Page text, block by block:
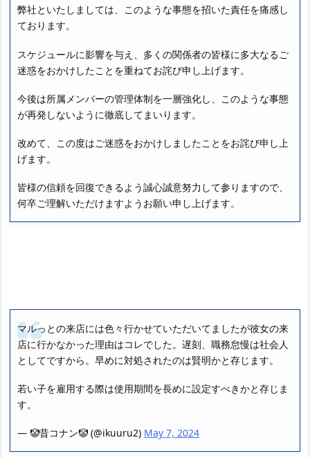
弊社といたしましては、このような事態を招いた責任を痛感し
ております。
スケジュールに影響を与え、多くの関係者の皆様に多大なるご
迷惑をおかけしたことを重ねてお詫び申し上げます。
今後は所属メンバーの管理体制を一層強化し、このような事態
が再発しないように徹底してまいります。
改めて、この度はご迷惑をおかけしましたことをお詫び申し上
げます。
皆様の信頼を回復できるよう誠心誠意努力して参りますので、
何卒ご理解いただけますようお願い申し上げます。
マルっとの来店には色々行かせていただいてましたが彼女の来
店に行かなかった理由はコレでした。遅刻、職務怠慢は社会人
としてですから。早めに対処されたのは賢明かと存じます。
若い子を雇用する際は使用期間を長めに設定すべきかと存じま
す。
— 🤡昔コナン🤡 (@ikuuru2) May 7, 2024